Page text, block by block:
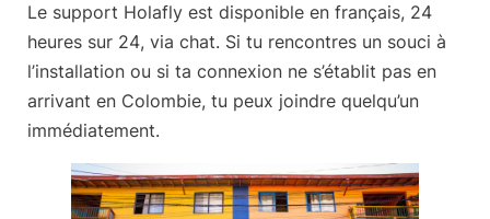
Le support Holafly est disponible en français, 24
heures sur 24, via chat. Si tu rencontres un souci à
l’installation ou si ta connexion ne s’établit pas en
arrivant en Colombie, tu peux joindre quelqu’un
immédiatement.